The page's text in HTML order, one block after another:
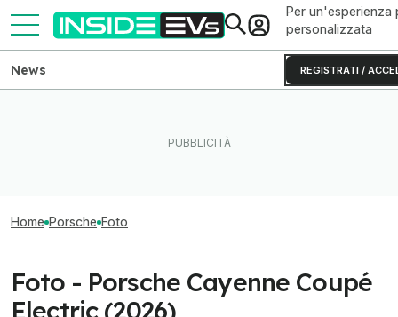
Per un'esperienza
personalizzata
REGISTRATI /
News
Home Porsche Foto
Foto - Porsche Cayenne Coupé
Electric (2026)